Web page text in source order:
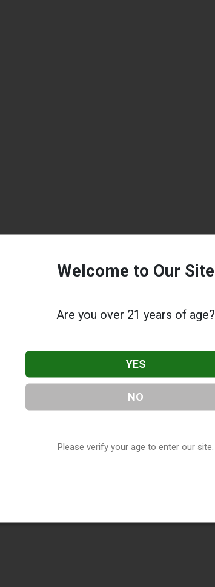
Welcome to Our Site
Are you over 21 years of age?
YES
NO
Please verify your age to enter our site.